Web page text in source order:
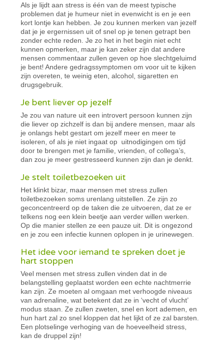
Als je lijdt aan stress is één van de meest typische
problemen dat je humeur niet in evenwicht is en je een
kort lontje kan hebben. Je zou kunnen merken van jezelf
dat je je ergernissen uit of snel op je tenen getrapt ben
zonder echte reden. Je zo het in het begin niet echt
kunnen opmerken, maar je kan zeker zijn dat andere
mensen commentaar zullen geven op hoe slechtgeluimd
je bent! Andere gedragssymptomen om voor uit te kijken
zijn overeten, te weinig eten, alcohol, sigaretten en
drugsgebruik.
Je bent liever op jezelf
Je zou van nature uit een introvert persoon kunnen zijn
die liever op zichzelf is dan bij andere mensen, maar als
je onlangs hebt gestart om jezelf meer en meer te
isoleren, of als je niet ingaat op uitnodigingen om tijd
door te brengen met je familie, vrienden, of collega’s,
dan zou je meer gestresseerd kunnen zijn dan je denkt.
Je stelt toiletbezoeken uit
Het klinkt bizar, maar mensen met stress zullen
toiletbezoeken soms urenlang uitstellen. Ze zijn zo
geconcentreerd op de taken die ze uitvoeren, dat ze er
telkens nog een klein beetje aan verder willen werken.
Op die manier stellen ze een pauze uit. Dit is ongezond
en je zou een infectie kunnen oplopen in je urinewegen.
Het idee voor iemand te spreken doet je
hart stoppen
Veel mensen met stress zullen vinden dat in de
belangstelling geplaatst worden een echte nachtmerrie
kan zijn. Ze moeten al omgaan met verhoogde niveaus
van adrenaline, wat betekent dat ze in ‘vecht of vlucht’
modus staan. Ze zullen zweten, snel en kort ademen, en
hun hart zal zo snel kloppen dat het lijkt of ze zal barsten.
Een plotselinge verhoging van de hoeveelheid stress,
kan de druppel zijn!